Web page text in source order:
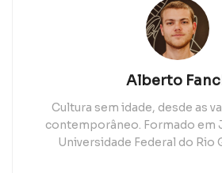
Alberto
Cultura sem idade, desde as
contemporâneo. Formado em
Universidade Federal do Rio